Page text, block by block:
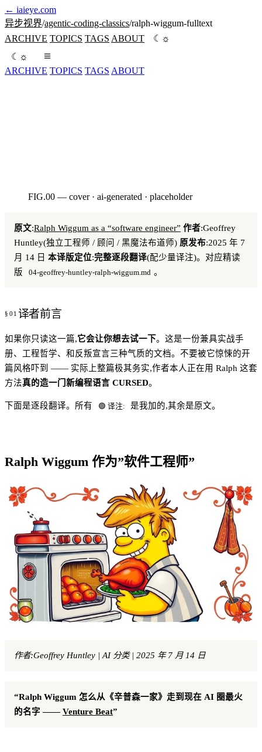
← iaieye.com
异步视界/agentic-coding-classics/ralph-wiggum-fulltext
ARCHIVE TOPICS TAGS ABOUT ☾ ☼
☾ ☼
ARCHIVE TOPICS TAGS ABOUT
FIG.00 — cover · ai-generated · placeholder
原文:Ralph Wiggum as a “software engineer” 作者:Geoffrey
Huntley(独立工程师 / 顾问 / 黑魔法布道师) 原发布:2025 年 7
月 14 日 本译版定位:完整逐段翻译(配少量译注)。对应精读
版
04-geoffrey-huntley-ralph-wiggum.md 。
译者前言
如果你只读这一篇,它会让你想去试一下。这是一份兼具实战手
册、工程哲学、和反叛宣言三种气质的文档。不要被它惊悚的开
篇风格吓到 —— 实际上整篇极其务实,作者本人正在用 Ralph 这套
方法真的造一门新编程语言 CURSED。
下面是逐段翻译。所有 🟢 译注: 是我加的,其余是原文。
Ralph Wiggum 作为”软件工程师”
作者:Geoffrey Huntley | AI 分类 | 2025 年 7 月 14 日
“Ralph Wiggum 怎么从《辛普森一家》走到现在 AI 圈最火
的名字 ——Venture Beat”